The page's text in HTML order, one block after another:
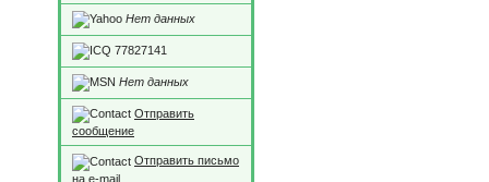
Нет данных
77827141
Нет данных
Отправить
сообщение
Отправить письмо
на e-mail